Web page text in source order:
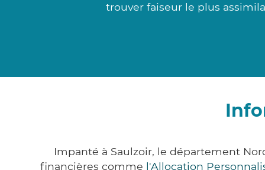
trouver faiseur le plus
Impanté à Saulzoir, le département
financières comme l'Allocation